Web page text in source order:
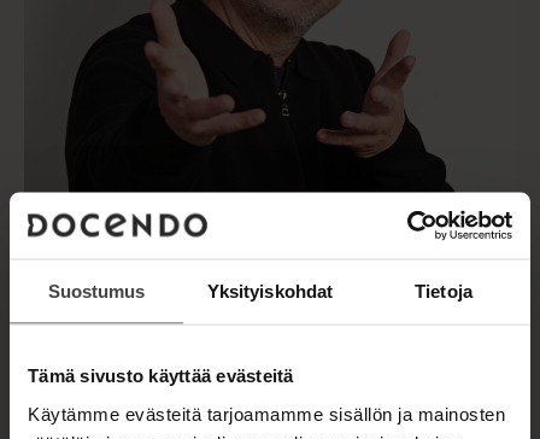
Suostumus Yksityiskohdat Tietoja
Tämä sivusto käyttää evästeitä
Käytämme evästeitä tarjoamamme sisällön ja mainosten
Kuva: Richard Grassie